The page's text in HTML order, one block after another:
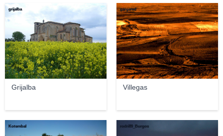
Grijalba
grijalba
Villegas
gargared
Kotembal rodri89_Burgos